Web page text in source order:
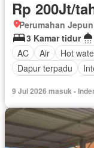
Rp 200Jt/
3 Kamar tidur
AC
Air Hot
Dapur terpadu
Fully fenced
Garasi
Halaman
9 Jul 2026 masuk -